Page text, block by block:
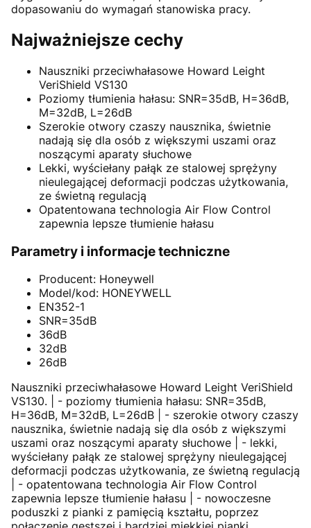
dopasowaniu do wymagań stanowiska pracy.
Najważniejsze cechy
Nauszniki przeciwhałasowe Howard Leight
VeriShield VS130
Poziomy tłumienia hałasu: SNR=35dB, H=36dB,
M=32dB, L=26dB
Szerokie otwory czaszy nausznika, świetnie
nadają się dla osób z większymi uszami oraz
noszącymi aparaty słuchowe
Lekki, wyściełany pałąk ze stalowej sprężyny
nieulegającej deformacji podczas użytkowania,
ze świetną regulacją
Opatentowana technologia Air Flow Control
zapewnia lepsze tłumienie hałasu
Parametry i informacje techniczne
Producent: Honeywell
Model/kod: HONEYWELL
EN352-1
SNR=35dB
36dB
32dB
26dB
Nauszniki przeciwhałasowe Howard Leight VeriShield
VS130. | - poziomy tłumienia hałasu: SNR=35dB,
H=36dB, M=32dB, L=26dB | - szerokie otwory czaszy
nausznika, świetnie nadają się dla osób z większymi
uszami oraz noszącymi aparaty słuchowe | - lekki,
wyściełany pałąk ze stalowej sprężyny nieulegającej
deformacji podczas użytkowania, ze świetną regulacją
| - opatentowana technologia Air Flow Control
zapewnia lepsze tłumienie hałasu | - nowoczesne
poduszki z pianki z pamięcią kształtu, poprzez